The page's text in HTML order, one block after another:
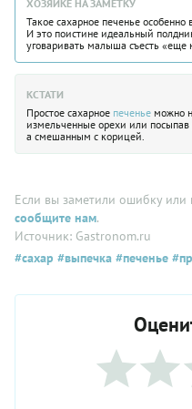
ХОЗЯЙКЕ НА ЗАМЕТКУ
Такое сахарное печенье
И это поистине идеальный
уговаривать малыша съесть «еще
КСТАТИ
Простое сахарное печенье можно
измельченные орехи или посыпав
а смешанным с корицей.
Если вы заметили ошибку или
сообщите нам.
Источник: Gastronom.ru
#сахар #выпечка #печенье